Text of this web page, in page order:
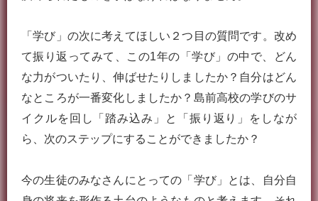
「学び」の次に考えてほしい２つ目の質問です。改め
て振り返ってみて、この1年の「学び」の中で、どん
な力がついたり、伸ばせたりしましたか？自分はどん
なところが一番変化しましたか？島前高校の学びのサ
イクルを回し「踏み込み」と「振り返り」をしなが
ら、次のステップにすることができましたか？
今の生徒のみなさんにとっての「学び」とは、自分自